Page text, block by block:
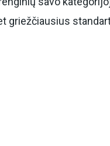
griežčiausius